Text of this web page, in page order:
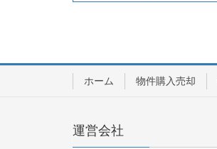
ホーム 物件購入売却
運営会社